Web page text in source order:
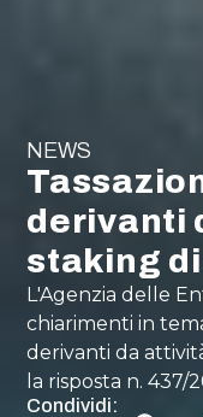
NEWS
derivanti
staking
L'Agenzia delle
chiarimenti in
derivanti da
la risposta n. 437/
Condividi: